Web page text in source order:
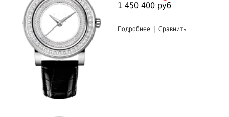
1 450 400 руб
Подробнее Сравнить